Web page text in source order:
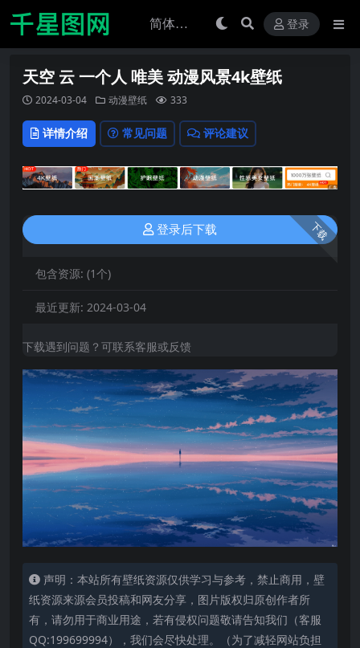
登录
天空 云 一个人 唯美 动漫风景4k壁纸
2024-03-04 动漫壁纸 333
详情介绍 常见问题 评论建议
下载
登录后下载
包含资源: (1个)
最近更新: 2024-03-04
下载遇到问题？可联系客服或反馈
声明：本站所有壁纸资源仅供学习与参考，禁止商用，壁
纸资源来源会员投稿和网友分享，图片版权归原创作者所
有，请勿用于商业用途，若有侵权问题敬请告知我们（客服
QQ:199699994），我们会尽快处理。（为了减轻网站负担